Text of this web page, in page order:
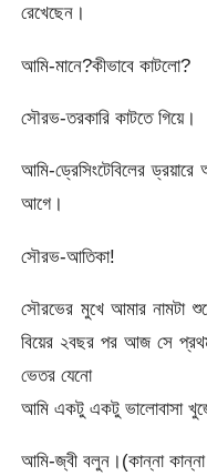
রেখেছেন।
আমি-মানে?কীভাবে কাটলো?
সৌরভ-তরকারি কাটতে গিয়ে।
আমি-ড্রেসিংটেবিলের
আগে।
সৌরভ-আতিকা!
সৌরভের মুখে আমার নামটা
বিয়ের ২বছর পর আজ সে
ভেতর যেনো
আমি একটু একটু ভালোবাসা
আমি-জ্বী বলুন।(কান্না কান্না